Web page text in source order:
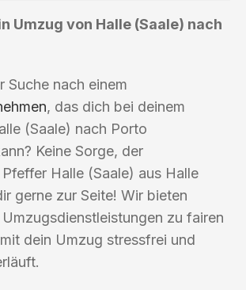
Umzug von Halle (Saale) nach
Suche nach einem
, das dich bei deinem
(Saale) nach Porto
Keine Sorge, der
Halle (Saale) aus Halle
gerne zur Seite! Wir bieten
zu fairen
dein Umzug stressfrei und